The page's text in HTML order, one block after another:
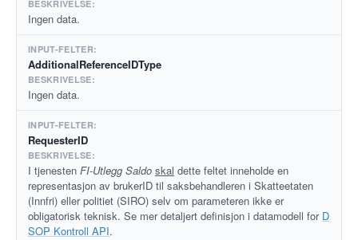
Ingen data.
AdditionalReferenceIDType
Ingen data.
RequesterID
I tjenesten FI-Utlegg Saldo skal dette feltet inneholde en
representasjon av brukerID til saksbehandleren i Skatteetaten
(Innfri) eller politiet (SIRO) selv om parameteren ikke er
obligatorisk teknisk. Se mer detaljert definisjon i datamodell for D
SOP Kontroll API.